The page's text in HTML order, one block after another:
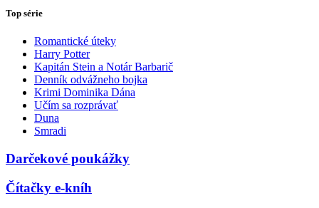
Top série
Romantické úteky
Harry Potter
Kapitán Stein a Notár Barbarič
Denník odvážneho bojka
Krimi Dominika Dána
Učím sa rozprávať
Duna
Smradi
Darčekové poukážky
Čítačky e-kníh